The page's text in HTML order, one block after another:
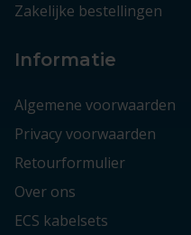
Zakelijke bestellingen
Informatie
Algemene voorwaarden
Privacy voorwaarden
Retourformulier
Over ons
ECS kabelsets